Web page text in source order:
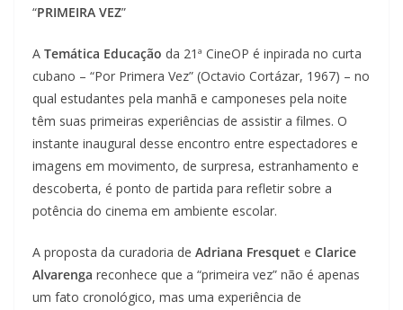
“PRIMEIRA VEZ”
A Temática Educação da 21ª CineOP é inpirada no curta
cubano – “Por Primera Vez” (Octavio Cortázar, 1967) – no
qual estudantes pela manhã e camponeses pela noite
têm suas primeiras experiências de assistir a filmes. O
instante inaugural desse encontro entre espectadores e
imagens em movimento, de surpresa, estranhamento e
descoberta, é ponto de partida para refletir sobre a
potência do cinema em ambiente escolar.
A proposta da curadoria de Adriana Fresquet e Clarice
Alvarenga reconhece que a “primeira vez” não é apenas
um fato cronológico, mas uma experiência de